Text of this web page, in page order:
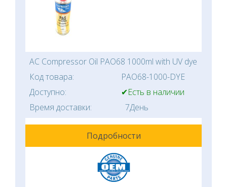
AC Compressor Oil PAO68 1000ml with UV dye
Код товара:
PAO68-1000-DYE
Доступно:
✔Есть в наличии
Время доставки:
7День
Подробности